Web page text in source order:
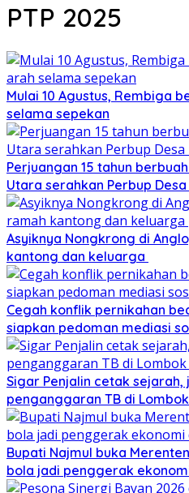
PTP 2025
Mulai 10 Agustus, Rembiga
selama sepekan
Perjuangan 15 tahun
Utara serahkan Perbup
Asyiknya Nongkrong di
kantong dan keluarga
Cegah konflik pernikahan
siapkan pedoman mediasi
Sigar Penjalin cetak
penganggaran TB di
Bupati Najmul buka
bola jadi penggerak